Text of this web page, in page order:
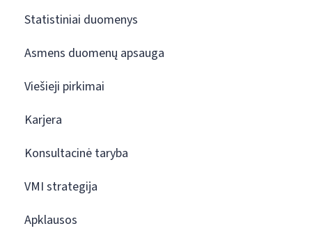
Statistiniai duomenys
Asmens duomenų apsauga
Viešieji pirkimai
Karjera
Konsultacinė taryba
VMI strategija
Apklausos